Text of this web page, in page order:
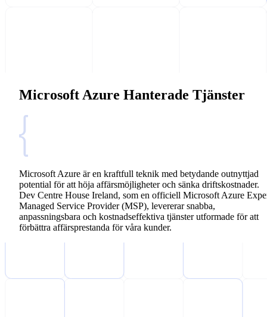
Microsoft Azure Hanterade Tjänster
Microsoft Azure är en kraftfull teknik med betydande outnyttjad
potential för att höja affärsmöjligheter och sänka driftskostnader.
Dev Centre House Ireland, som en officiell Microsoft Azure
Managed Service Provider (MSP), levererar snabba,
anpassningsbara och kostnadseffektiva tjänster utformade för att
förbättra affärsprestanda för våra kunder.